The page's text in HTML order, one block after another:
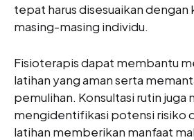
tepat harus disesuaikan dengan
masing-masing individu.
Fisioterapis dapat membantu
latihan yang aman serta
pemulihan. Konsultasi rutin juga
mengidentifikasi potensi risiko
latihan memberikan manfaat